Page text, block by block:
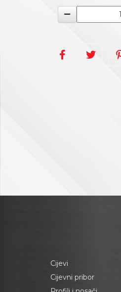
Cijevi
Cijevni pribor